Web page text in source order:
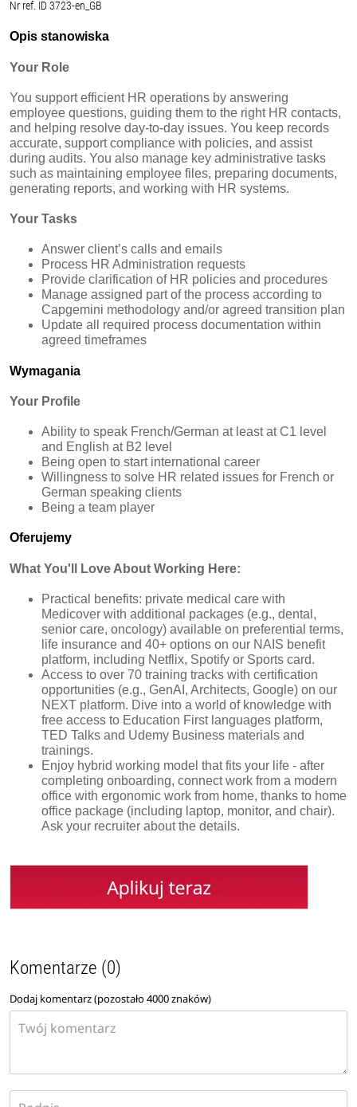
Nr ref. ID 3723-en_GB
Opis stanowiska
Your Role
You support efficient HR operations by answering
employee questions, guiding them to the right HR contacts,
and helping resolve day‑to‑day issues. You keep records
accurate, support compliance with policies, and assist
during audits. You also manage key administrative tasks
such as maintaining employee files, preparing documents,
generating reports, and working with HR systems.
Your Tasks
Answer client’s calls and emails
Process HR Administration requests
Provide clarification of HR policies and procedures
Manage assigned part of the process according to
Capgemini methodology and/or agreed transition plan
Update all required process documentation within
agreed timeframes
Wymagania
Your Profile
Ability to speak French/German at least at C1 level
and English at B2 level
Being open to start international career
Willingness to solve HR related issues for French or
German speaking clients
Being a team player
Oferujemy
What You'll Love About Working Here:
Practical benefits: private medical care with
Medicover with additional packages (e.g., dental,
senior care, oncology) available on preferential terms,
life insurance and 40+ options on our NAIS benefit
platform, including Netflix, Spotify or Sports card.
Access to over 70 training tracks with certification
opportunities (e.g., GenAI, Architects, Google) on our
NEXT platform. Dive into a world of knowledge with
free access to Education First languages platform,
TED Talks and Udemy Business materials and
trainings.
Enjoy hybrid working model that fits your life - after
completing onboarding, connect work from a modern
office with ergonomic work from home, thanks to home
office package (including laptop, monitor, and chair).
Ask your recruiter about the details.
Komentarze (0)
Dodaj komentarz (pozostało4000znaków)